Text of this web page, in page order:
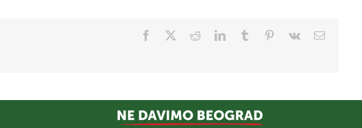
Facebook
TwitterRedditLinkedInTumblr Pinterest
Vk Email